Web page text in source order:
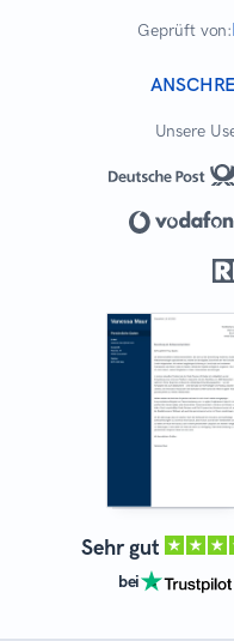
Sehr gut
bei
Geprüft von:
Unsere